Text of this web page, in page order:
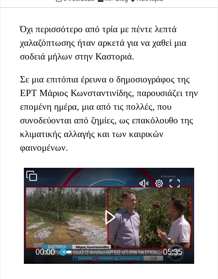
Όχι περισσότερο από τρία με πέντε λεπτά
χαλαζόπτωσης ήταν αρκετά για να χαθεί μια
σοδειά μήλων στην Καστοριά.
Σε μια επιτόπια έρευνα ο δημοσιογράφος της
ΕΡΤ Μάριος Κωνσταντινίδης, παρουσιάζει την
επομένη ημέρα, μια από τις πολλές, που
συνοδεύονται από ζημίες, ως επακόλουθο της
κλιματικής αλλαγής και των καιρικών
φαινομένων.